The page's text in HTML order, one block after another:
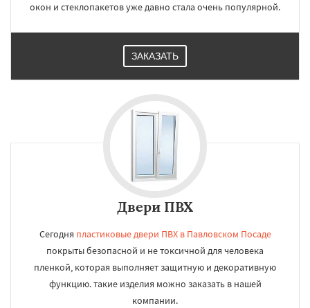
окон и стеклопакетов уже давно стала очень популярной.
ЗАКАЗАТЬ
Двери ПВХ
Сегодня пластиковые двери ПВХ в Павловском Посаде
покрыты безопасной и не токсичной для человека
пленкой, которая выполняет защитную и декоративную
функцию. такие изделия можно заказать в нашей
компании.